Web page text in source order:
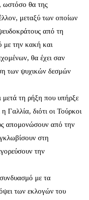
ωστόσο θα της
μεταξύ των οποίων
από τη
με την κακή και
θα έχει σαν
των ψυχικών δεσμών
μετά τη ρήξη που υπήρξε
Γαλλία, διότι οι Τούρκοι
απομονώσουν από την
στη
την
με τα
των εκλογών του